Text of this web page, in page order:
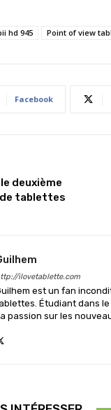
hd 945 Point of view
Facebook
deuxième
tablettes
ilovetablette.com
est un fan
Étudiant dans
passion sur les